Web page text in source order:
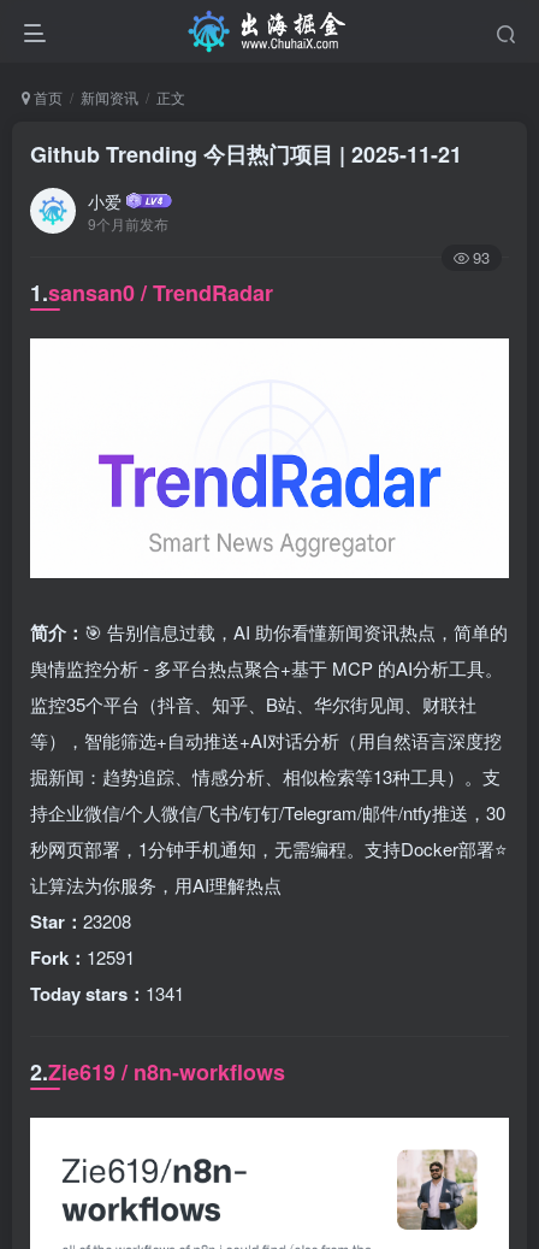
首页 新闻资讯 正文
Github Trending 今日热门项目 | 2025-11-21
小爱
9个月前发布
93
1.sansan0 / TrendRadar
简介： 🎯 告别信息过载，AI 助你看懂新闻资讯热点，简单的
舆情监控分析 - 多平台热点聚合+基于 MCP 的AI分析工具。
监控35个平台（抖音、知乎、B站、华尔街见闻、财联社
等），智能筛选+自动推送+AI对话分析（用自然语言深度挖
掘新闻：趋势追踪、情感分析、相似检索等13种工具）。支
持企业微信/个人微信/飞书/钉钉/Telegram/邮件/ntfy推送，30
秒网页部署，1分钟手机通知，无需编程。支持Docker部署⭐
让算法为你服务，用AI理解热点
Star： 23208
Fork： 12591
Today stars： 1341
2.Zie619 / n8n-workflows